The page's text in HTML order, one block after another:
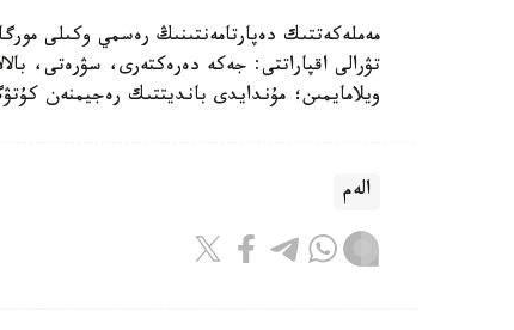
تۋرالى اقپاراتتى: جەكە دەرەكتەرى، سۋرەتى،
ويلامايمىن؛ مۇندايدى بانديتتىك رەجيمنەن
الەم